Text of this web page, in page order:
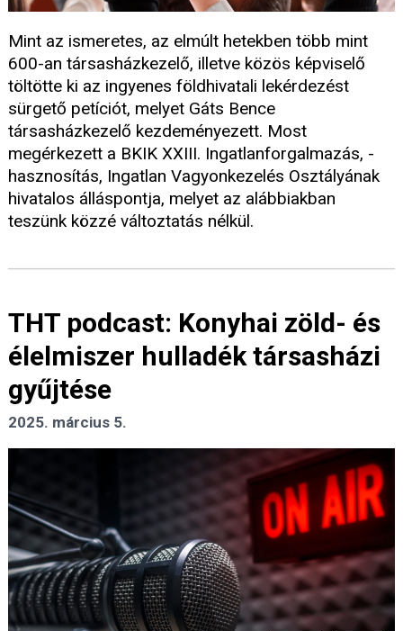
Mint az ismeretes, az elmúlt hetekben több mint
600-an társasházkezelő, illetve közös képviselő
töltötte ki az ingyenes földhivatali lekérdezést
sürgető petíciót, melyet Gáts Bence
társasházkezelő kezdeményezett. Most
megérkezett a BKIK XXIII. Ingatlanforgalmazás, -
hasznosítás, Ingatlan Vagyonkezelés Osztályának
hivatalos álláspontja, melyet az alábbiakban
teszünk közzé változtatás nélkül.
THT podcast: Konyhai zöld- és
élelmiszer hulladék társasházi
gyűjtése
2025. március 5.